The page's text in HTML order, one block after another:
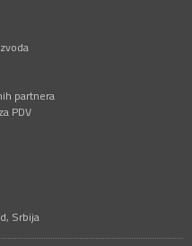
partnera
PDV
Srbija